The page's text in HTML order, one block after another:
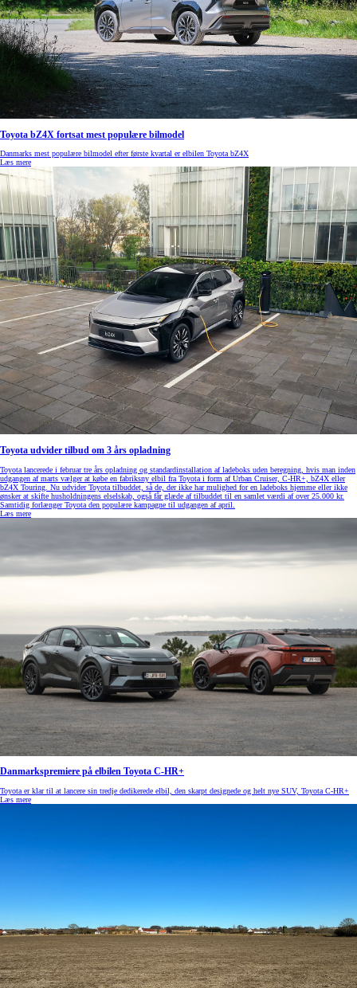
Toyota bZ4X fortsat mest populære bilmodel
Danmarks mest populære bilmodel efter første kvartal er elbilen Toyota bZ4X
Læs mere
Toyota udvider tilbud om 3 års opladning
Toyota lancerede i februar tre års opladning og standardinstallation af ladeboks uden beregning, hvis man inden
udgangen af marts vælger at købe en fabriksny elbil fra Toyota i form af Urban Cruiser, C-HR+, bZ4X eller
bZ4X Touring. Nu udvider Toyota tilbuddet, så de, der ikke har mulighed for en ladeboks hjemme eller ikke
ønsker at skifte husholdningens elselskab, også får glæde af tilbuddet til en samlet værdi af over 25.000 kr.
Samtidig forlænger Toyota den populære kampagne til udgangen af april.
Læs mere
Danmarkspremiere på elbilen Toyota C-HR+
Toyota er klar til at lancere sin tredje dedikerede elbil, den skarpt designede og helt nye SUV, Toyota C-HR+
Læs mere